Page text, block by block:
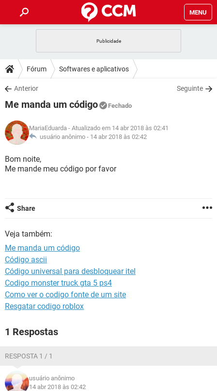
MENU
CELULAR FACEBOOK
OUTLOOK
INSTAGRAM GMAIL
GUIA DE COMPRAS
DICAS
JOGOS WHATSAPP
INSTAGRAM GMAIL
GUIA DE COMPRAS
DOWNLOADS
JOGOS WHATSAPP
CELULAR
OUTLOOK EXCEL
INSTAGRAM
GUIA DE COMPRAS
JOGOS WHATSAPP
CELULAR
OUTLOOK
GLOSSÁRIO
CELULAR
INSTAGRAM
Fórum Softwares e aplicativos
Anterior Seguinte
Me manda um código Fechado
MariaEduarda - Atualizado em 14 abr 2018 às 02:41
usuário anônimo - 14 abr 2018 às 02:42
Bom noite,
Me mande meu código por favor
Share
Veja também:
Me manda um código
Código ascii
Código universal para desbloquear itel
Codigo monster truck gta 5 ps4
Como ver o codigo fonte de um site
Resgatar codigo roblox
1 Respostas
RESPOSTA 1 / 1
usuário anônimo
14 abr 2018 às 02:42